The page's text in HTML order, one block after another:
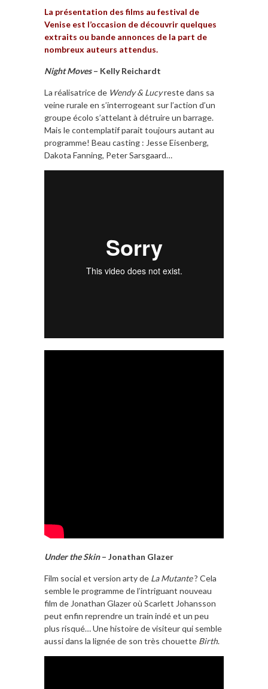
La présentation des films au festival de
Venise est l’occasion de découvrir quelques
extraits ou bande annonces de la part de
nombreux auteurs attendus.
Night Moves– Kelly Reichardt
La réalisatrice de Wendy & Lucyreste dans sa
veine rurale en s’interrogeant sur l’action d’un
groupe écolo s’attelant à détruire un barrage.
Mais le contemplatif parait toujours autant au
programme! Beau casting : Jesse Eisenberg,
Dakota Fanning, Peter Sarsgaard…
Under the Skin– Jonathan Glazer
Film social et version arty de La Mutante? Cela
semble le programme de l’intriguant nouveau
film de Jonathan Glazer où Scarlett Johansson
peut enfin reprendre un train indé et un peu
plus risqué… Une histoire de visiteur qui semble
aussi dans la lignée de son très chouette Birth.